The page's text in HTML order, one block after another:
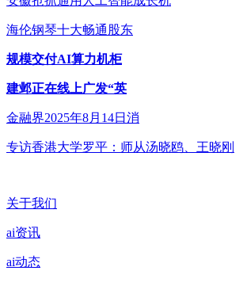
海伦钢琴十大畅通股东
规模交付AI算力机柜
建邺正在线上广发“英
金融界2025年8月14日消
专访香港大学罗平：师从汤晓鸥、王晓刚
关于我们
ai资讯
ai动态